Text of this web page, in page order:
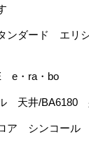
ンダード エリ
e・ra・bo
天井/BA6180
ア シンコール